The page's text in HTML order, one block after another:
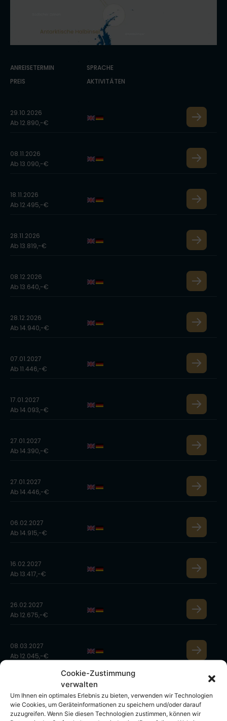
Cookie-Zustimmung
verwalten
Um Ihnen ein optimales Erlebnis zu bieten, verwenden wir Technologien
wie Cookies, um Geräteinformationen zu speichern und/oder darauf
zuzugreifen. Wenn Sie diesen Technologien zustimmen, können wir
ANREISETERMIN
PREIS
SPRACHE
AKTIVITÄTEN
29.10.2026
Ab 12.890,-€
08.11.2026
Ab 13.090,-€
18.11.2026
Ab 12.495,-€
28.11.2026
Ab 13.819,-€
08.12.2026
Ab 13.640,-€
28.12.2026
Ab 14.940,-€
07.01.2027
Ab 11.446,-€
17.01.2027
Ab 14.093,-€
27.01.2027
Ab 14.390,-€
27.01.2027
Ab 14.446,-€
06.02.2027
Ab 14.915,-€
16.02.2027
Ab 13.417,-€
26.02.2027
Ab 12.675,-€
08.03.2027
Ab 12.045,-€
Ab 11.090,-€